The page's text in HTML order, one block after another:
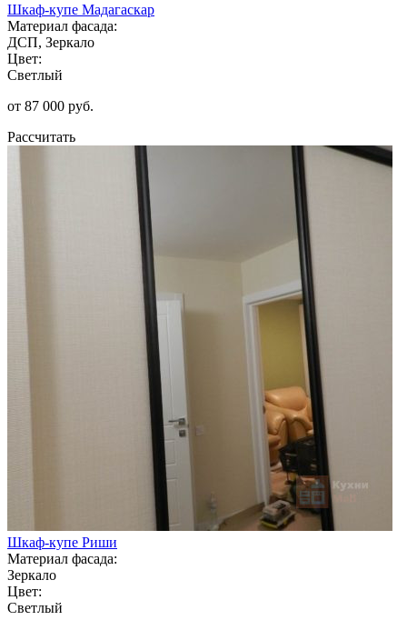
Шкаф-купе Мадагаскар
Материал фасада:
ДСП, Зеркало
Цвет:
Светлый
от 87 000 руб.
Рассчитать
Шкаф-купе Риши
Материал фасада:
Зеркало
Цвет:
Светлый